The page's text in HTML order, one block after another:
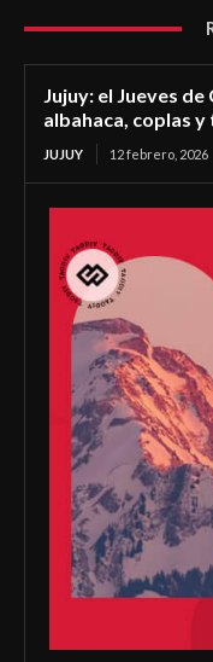
Jujuy: el Jueves
albahaca, coplas y
JUJUY 12 febrero, 2026